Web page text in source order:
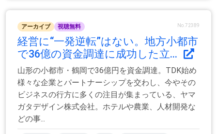
アーカイブ 視聴無料 No.72389
経営に“一発逆転”はない。地方小都市
で36億の資金調達に成功した立...
山形の小都市・鶴岡で36億円を資金調達。TDK始め
様々な企業とパートナーシップを交わし、今やその
ビジネスの行方に多くの注目が集まっている、ヤマ
ガタデザイン株式会社。ホテルや農業、人材開発な
どの事...